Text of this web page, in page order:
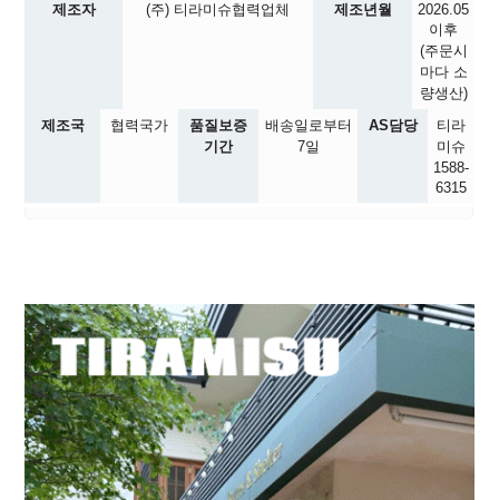
제조자 (주) 티라미슈협력업체 제조년월
2026.05
이후
(주문시
마다 소
량생산)
제조국
협력국가
품질보증
기간
배송일로부터
7일
AS담당
티라
미슈
1588-
6315